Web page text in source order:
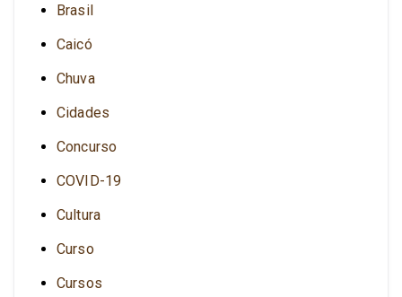
Brasil
Caicó
Chuva
Cidades
Concurso
COVID-19
Cultura
Curso
Cursos